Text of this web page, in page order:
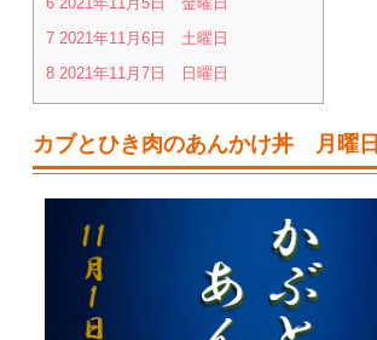
7 2021年11月6日 土曜日
8 2021年11月7日 日曜日
カブとひき肉のあんかけ丼 月曜日